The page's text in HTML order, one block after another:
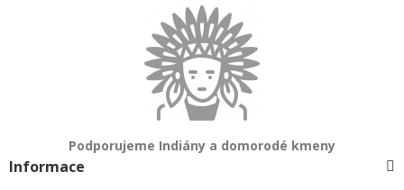
Podporujeme Indiány a domorodé kmeny
Informace